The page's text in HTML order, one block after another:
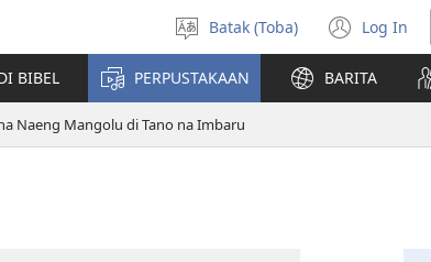
Pillit
Hata
Batak (Toba) Log In
(opens
new
window)
BIBEL PERPUSTAKAAN BARITA
Naeng Mangolu di Tano na Imbaru